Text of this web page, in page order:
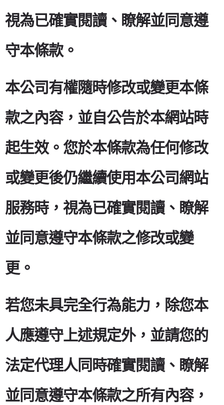
視為已確實閱讀、瞭解並同意遵
守本條款。
本公司有權隨時修改或變更本條
款之內容，並自公告於本網站時
起生效。您於本條款為任何修改
或變更後仍繼續使用本公司網站
服務時，視為已確實閱讀、瞭解
並同意遵守本條款之修改或變
更。
若您未具完全行為能力，除您本
人應遵守上述規定外，並請您的
法定代理人同時確實閱讀、瞭解
並同意遵守本條款之所有內容，